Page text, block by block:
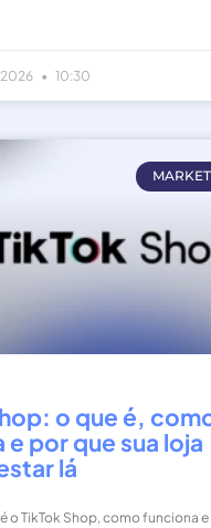
10:30
o que é,
por que sua loja
lá
o TikTok Shop, como funciona